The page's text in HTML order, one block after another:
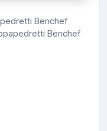
Benchef